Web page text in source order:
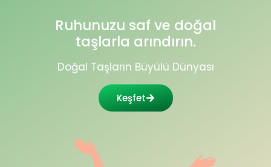
Ruhunuzu saf ve doğal
taşlarla arındırın.
Doğal Taşların Büyülü Dünyası
Keşfet